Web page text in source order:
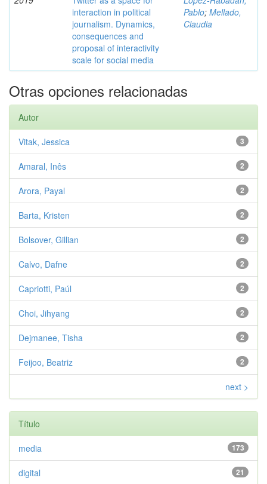
interaction in political
journalism. Dynamics,
consequences and
proposal of interactivity
scale for social media
Pablo; Mellado,
Claudia
Otras opciones relacionadas
Autor
3
Vitak, Jessica
2
Amaral, Inês
2
Arora, Payal
2
Barta, Kristen
2
Bolsover, Gillian
2
Calvo, Dafne
2
Capriotti, Paúl
2
Choi, Jihyang
2
Dejmanee, Tisha
2
Feijoo, Beatriz
next >
Título
173
media
21
digital